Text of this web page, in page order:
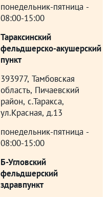
понедельник-пятница -
08:00-15:00
Тараксинский
фельдшерско-акушерский
пункт
393977, Тамбовская
область, Пичаевский
район, с.Таракса,
ул.Красная, д.13
понедельник-пятница -
08:00-15:00
Б-Угловский
фельдшерский
здравпункт